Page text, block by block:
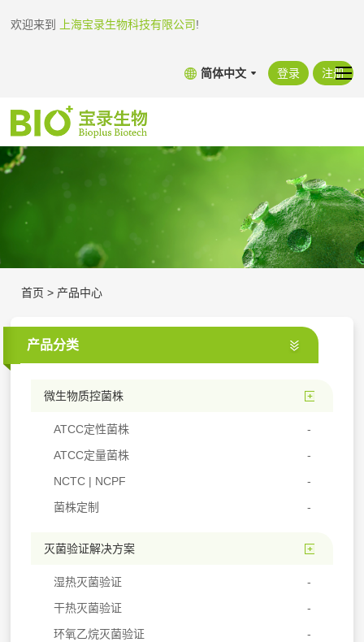
欢迎来到 上海宝录生物科技有限公司!
简体中文 登录 注册
首页 > 产品中心
产品分类
微生物质控菌株
ATCC定性菌株
ATCC定量菌株
NCTC | NCPF
菌株定制
灭菌验证解决方案
湿热灭菌验证
干热灭菌验证
环氧乙烷灭菌验证